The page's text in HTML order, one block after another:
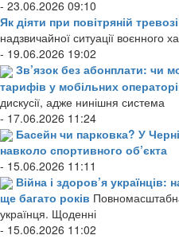
- 23.06.2026 09:10
Як діяти при повітряній
надзвичайної ситуації воєнного
- 19.06.2026 19:02
Зв’язок без абонплати: чи
тарифів у мобільних
дискусії, адже нинішня система
- 17.06.2026 11:24
Басейн чи парковка? У
навколо спортивного об’єкта
- 15.06.2026 11:11
Війна і здоров’я українців:
ще багато років
українця. Щоденні
- 15.06.2026 11:02